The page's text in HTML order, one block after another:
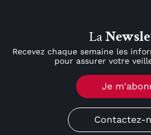
La
Recevez chaque semaine les
pour assurer votre
Je
Contactez-